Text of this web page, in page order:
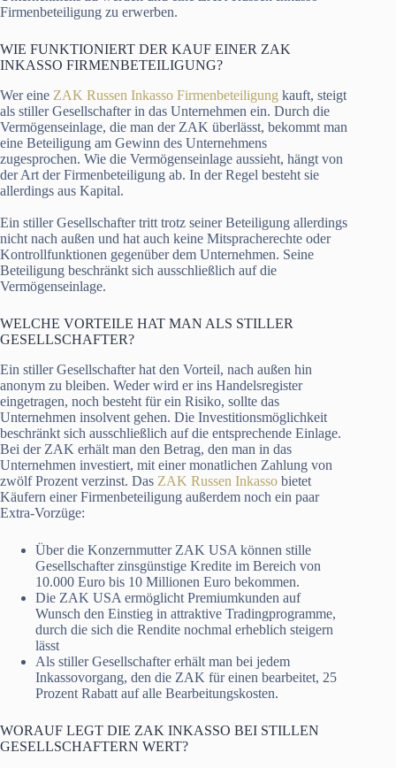
Firmenbeteiligung zu erwerben.
WIE FUNKTIONIERT DER KAUF EINER ZAK
INKASSO FIRMENBETEILIGUNG?
Wer eine ZAK Russen Inkasso Firmenbeteiligung kauft, steigt
als stiller Gesellschafter in das Unternehmen ein. Durch die
Vermögenseinlage, die man der ZAK überlässt, bekommt man
eine Beteiligung am Gewinn des Unternehmens
zugesprochen. Wie die Vermögenseinlage aussieht, hängt von
der Art der Firmenbeteiligung ab. In der Regel besteht sie
allerdings aus Kapital.
Ein stiller Gesellschafter tritt trotz seiner Beteiligung allerdings
nicht nach außen und hat auch keine Mitspracherechte oder
Kontrollfunktionen gegenüber dem Unternehmen. Seine
Beteiligung beschränkt sich ausschließlich auf die
Vermögenseinlage.
WELCHE VORTEILE HAT MAN ALS STILLER
GESELLSCHAFTER?
Ein stiller Gesellschafter hat den Vorteil, nach außen hin
anonym zu bleiben. Weder wird er ins Handelsregister
eingetragen, noch besteht für ein Risiko, sollte das
Unternehmen insolvent gehen. Die Investitionsmöglichkeit
beschränkt sich ausschließlich auf die entsprechende Einlage.
Bei der ZAK erhält man den Betrag, den man in das
Unternehmen investiert, mit einer monatlichen Zahlung von
zwölf Prozent verzinst. Das ZAK Russen Inkasso bietet
Käufern einer Firmenbeteiligung außerdem noch ein paar
Extra-Vorzüge:
Über die Konzernmutter ZAK USA können stille
Gesellschafter zinsgünstige Kredite im Bereich von
10.000 Euro bis 10 Millionen Euro bekommen.
Die ZAK USA ermöglicht Premiumkunden auf
Wunsch den Einstieg in attraktive Tradingprogramme,
durch die sich die Rendite nochmal erheblich steigern
lässt
Als stiller Gesellschafter erhält man bei jedem
Inkassovorgang, den die ZAK für einen bearbeitet, 25
Prozent Rabatt auf alle Bearbeitungskosten.
WORAUF LEGT DIE ZAK INKASSO BEI STILLEN
GESELLSCHAFTERN WERT?